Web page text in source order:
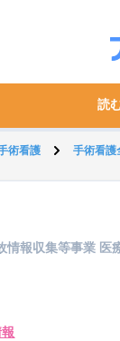
読
術看護 手術看護
情報収集等事業 医